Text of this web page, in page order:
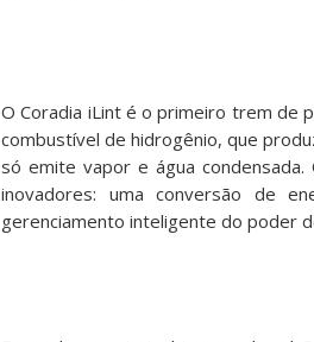
O Coradia iLint é o primeiro trem de
combustível de hidrogênio, que
só emite vapor e água
inovadores: uma conversão de
gerenciamento inteligente do poder